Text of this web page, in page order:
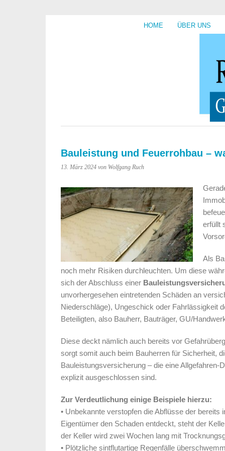
HOME ÜBER UNS
Bauleistung und Feuerrohbau –
13. März 2024 von Wolfgang Ruch
erfüllt
Als
noch mehr Risiken durchleuchten. Um diese
sich der Abschluss einer
unvorhergesehen eintretenden Schäden an
Niederschläge), Ungeschick oder Fahrlässigkeit
Beteiligten, also Bauherr, Bauträger, GU/
Diese deckt nämlich auch bereits vor
sorgt somit auch beim Bauherren für Sicherheit,
Bauleistungsversicherung – die eine
explizit ausgeschlossen sind.
Zur Verdeutlichung einige Beispiele hierzu:
• Unbekannte verstopfen die Abflüsse der
Eigentümer den Schaden entdeckt, steht der
der Keller wird zwei Wochen lang mit
• Plötzliche sintflutartige Regenfälle